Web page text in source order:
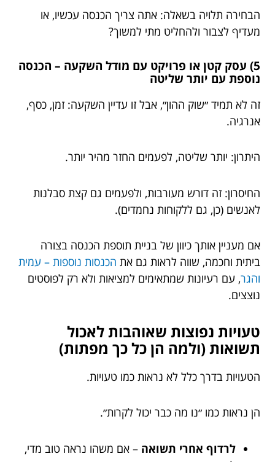
הבחירה תלויה בשאלה: אתה צריך הכנסה עכשיו, או
מעדיף לצבור ולהחליט מתי למשוך?
5) עסק קטן או פרויקט עם מודל השקעה – הכנסה
נוספת עם יותר שליטה
זה לא תמיד ״שוק ההון״, אבל זו עדיין השקעה: זמן, כסף,
אנרגיה.
היתרון: יותר שליטה, לפעמים החזר מהיר יותר.
החיסרון: זה דורש מעורבות, ולפעמים גם קצת סבלנות
לאנשים (כן, גם ללקוחות נחמדים).
אם מעניין אותך כיוון של בניית תוספת הכנסה בצורה
ביתית וחכמה, שווה לראות גם את הכנסות נוספות – עמית
והגר, עם רעיונות שמתאימים למציאות ולא רק לפוסטים
נוצצים.
טעויות נפוצות שאוהבות לאכול
תשואות (ולמה הן כל כך מפתות)
הטעויות בדרך כלל לא נראות כמו טעויות.
הן נראות כמו ״נו מה כבר יכול לקרות״.
לרדוף אחרי תשואה – אם משהו נראה טוב מדי,